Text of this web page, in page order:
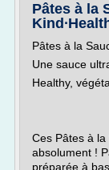
Pâtes à la
Pâtes à la
Une sauce
Healthy,
Ces Pâtes à
absolument !
préparée à